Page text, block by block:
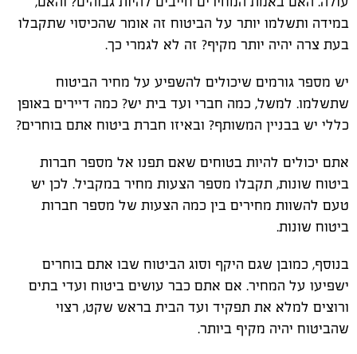
במידה ותשלמו יותר על הביטוח זה אומר שהכיסוי שתקבלו
בעת צרה יהיה יותר מקיף? זה לא לגמרי כך.
יש מספר גורמים שיכולים להשפיע על מחיר הביטוח
שתשלמו. למשל, כמה חברי ועד בית יש? כמה דיירים באופן
כללי יש בבניין המשותף? ובאיזו חברת ביטוח אתם בוחרים?
אתם יכולים להיות בטוחים שאם תפנו אל מספר חברות
ביטוח שונות, תקבלו מספר הצעות מחיר במקביל. לכן יש
טעם להשוות מחירים בין כמה הצעות של מספר חברות
ביטוח שונות.
בנוסף, כמובן שגם היקף וסוג הביטוח שבו אתם בוחרים
ישפיעו על המחיר. אם אתם כבר עושים ביטוח ועדי בתים
ורוצים למלא את תפקיד ועד הבית בראש שקט, רצוי
שהביטוח יהיה מקיף ביותר.